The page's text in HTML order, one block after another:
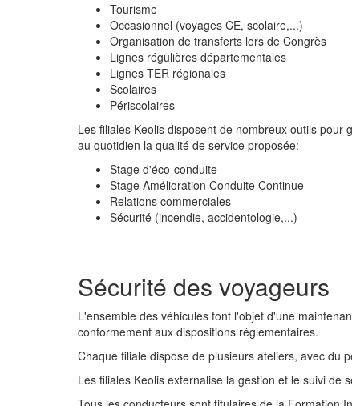
Tourisme
Occasionnel (voyages CE, scolaire,...)
Organisation de transferts lors de Congrès
Lignes régulières départementales
Lignes TER régionales
Scolaires
Périscolaires
Les filiales Keolis disposent de nombreux outils
au quotidien la qualité de service proposée:
Stage d'éco-conduite
Stage Amélioration Conduite Continue
Relations commerciales
Sécurité (incendie, accidentologie,...)
Sécurité des voyageurs
L'ensemble des véhicules font l'objet d'une
conformement aux dispositions réglementaires.
Chaque filiale dispose de plusieurs ateliers, avec du
Les filiales Keolis externalise la gestion et le suivi